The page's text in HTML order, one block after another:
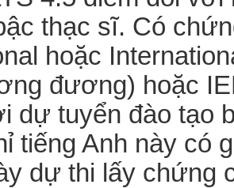
thạc sĩ. Có
hoặc
đương) hoặc
dự tuyển đào tạo
tiếng Anh này có
dự thi lấy chứng